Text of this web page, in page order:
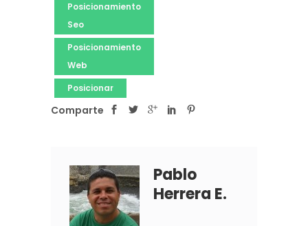
Posicionamiento
Seo
Posicionamiento
Web
Posicionar
Comparte
Pablo
Herrera E.